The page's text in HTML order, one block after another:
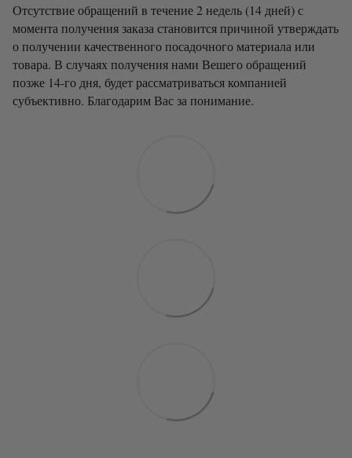
Отсутствие обращений в течение 2 недель (14 дней) с
момента получения заказа становится причиной утверждать
о получении качественного посадочного материала или
товара. В случаях получения нами Вешего обращений
позже 14-го дня, будет рассматриваться компанией
субъективно. Благодарим Вас за понимание.